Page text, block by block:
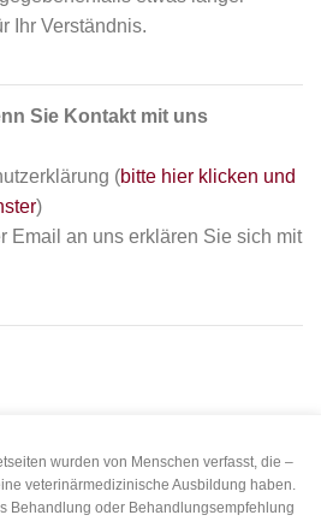
Ihr Verständnis.
Sie Kontakt mit uns
(bitte hier klicken und
)
Email an uns erklären Sie sich mit
wurden von Menschen verfasst, die –
veterinärmedizinische Ausbildung haben.
Behandlung oder Behandlungsempfehlung